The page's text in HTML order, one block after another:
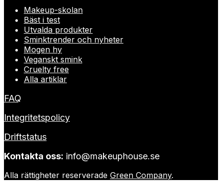
Makeup-skolan
Bäst i test
Utvalda produkter
Sminktrender och nyheter
Mogen hy
Veganskt smink
Cruelty free
Alla artiklar
FAQ
Integritetspolicy
Driftstatus
Kontakta oss: info@makeuphouse.se
Alla rättigheter reserverade Green Company.